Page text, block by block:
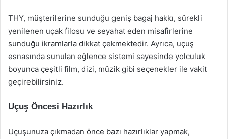
THY, müşterilerine sunduğu geniş bagaj hakkı, sürekli
yenilenen uçak filosu ve seyahat eden misafirlerine
sunduğu ikramlarla dikkat çekmektedir. Ayrıca, uçuş
esnasında sunulan eğlence sistemi sayesinde yolculuk
boyunca çeşitli film, dizi, müzik gibi seçenekler ile vakit
geçirebilirsiniz.
Uçuş Öncesi Hazırlık
Uçuşunuza çıkmadan önce bazı hazırlıklar yapmak,